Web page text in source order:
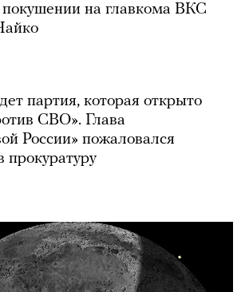
покушении на главкома ВКС
партия, которая открыто
СВО». Глава
России» пожаловался
прокуратуру